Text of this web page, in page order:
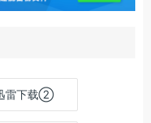
雷下载②